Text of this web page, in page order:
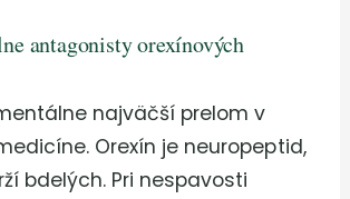
antagonisty orexínových
najväčší prelom v
Orexín je neuropeptid,
bdelých. Pri nespavosti